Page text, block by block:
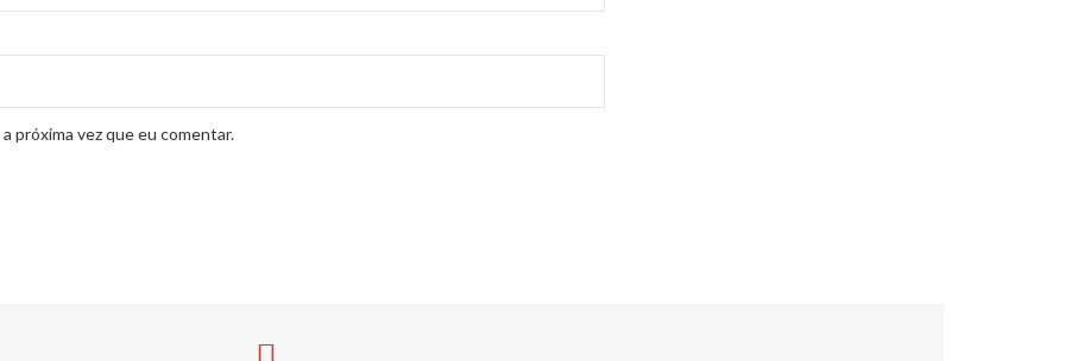
próxima vez que eu comentar.